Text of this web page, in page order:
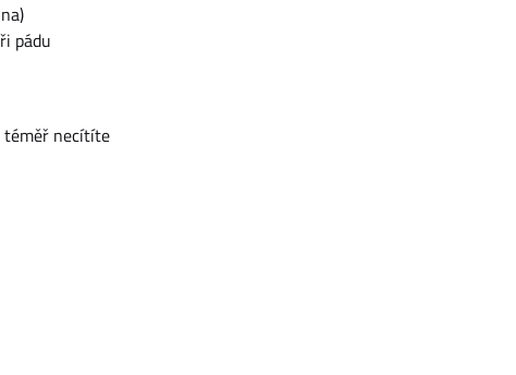
pádu
téměř necítíte